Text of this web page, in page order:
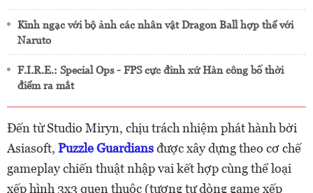
Kinh ngạc với bộ ảnh các nhân vật Dragon Ball hợp thể với
Naruto
F.I.R.E.: Special Ops - FPS cực đỉnh xứ Hàn công bố thời
điểm ra mắt
Đến từ Studio Miryn, chịu trách nhiệm phát hành bởi
Asiasoft, Puzzle Guardiansđược xây dựng theo cơ chế
gameplay chiến thuật nhập vai kết hợp cùng thể loại
xếp hình 3x3 quen thuộc (tương tự dòng game xếp